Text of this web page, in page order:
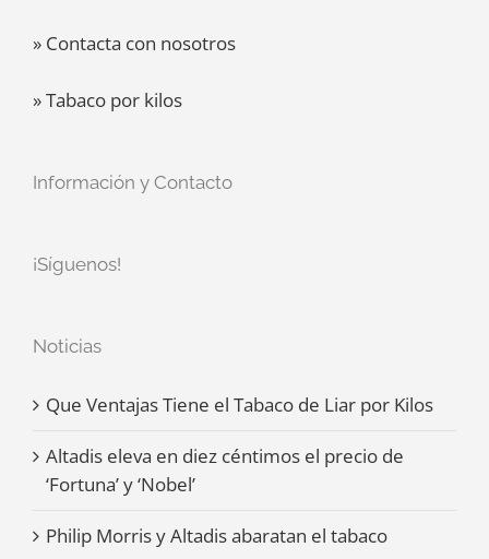
» Contacta con nosotros
» Tabaco por kilos
Información y Contacto
¡Síguenos!
Noticias
Que Ventajas Tiene el Tabaco de Liar por Kilos
Altadis eleva en diez céntimos el precio de
‘Fortuna’ y ‘Nobel’
Philip Morris y Altadis abaratan el tabaco